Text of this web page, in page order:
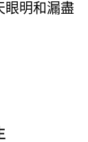
眼明和漏盡